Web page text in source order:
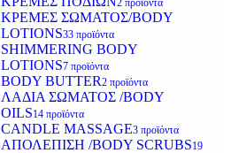
2 προϊόντα
ΚΡΕΜΕΣ ΣΩΜΑΤΟΣ/BODY
LOTIONS33 προϊόντα
SHIMMERING BODY
LOTIONS7 προϊόντα
BODY BUTTER2 προϊόντα
ΛΑΔΙΑ ΣΩΜΑΤΟΣ /BODY
OILS14 προϊόντα
CANDLE MASSAGE3 προϊόντα
ΑΠΟΛΕΠΙΣΗ /BODY SCRUBS19